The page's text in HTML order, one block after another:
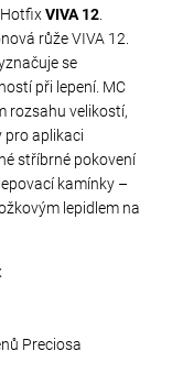
VIVA 12
růže VIVA 12.
se
při lepení. MC
rozsahu velikostí,
pro aplikaci
stříbrné pokovení
kamínky –
lepidlem na
Preciosa